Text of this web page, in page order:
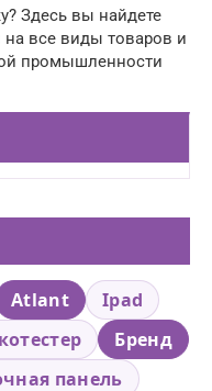
Здесь вы найдете
на все виды товаров и
промышленности
Atlant
Ipad
Бренд
панель